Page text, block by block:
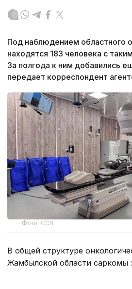
Под наблюдением областного
находятся 183 человека с
За полгода к ним добавились
передает корреспондент
Фото: ССВ
В общей структуре
Жамбылской области саркомы